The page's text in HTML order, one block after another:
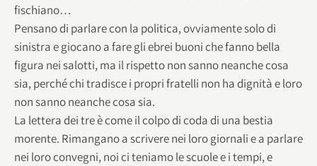
fischiano…
Pensano di parlare con la politica, ovviamente solo di
sinistra e giocano a fare gli ebrei buoni che fanno bella
figura nei salotti, ma il rispetto non sanno neanche cosa
sia, perché chi tradisce i propri fratelli non ha dignità e loro
non sanno neanche cosa sia.
La lettera dei tre è come il colpo di coda di una bestia
morente. Rimangano a scrivere nei loro giornali e a parlare
nei loro convegni, noi ci teniamo le scuole e i tempi, e